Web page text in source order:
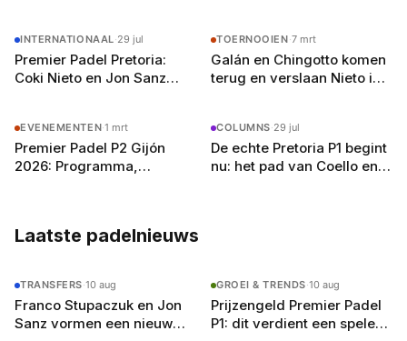
Nederlands (met een licht accent, zegt hij zelf)
schrijft hij over alles van Premier Padel-
toernooien tot de opkomst van jong talent.
lokale club in Amsterdam-Oost en droomt hij
van een terugkeer naar het P2-circuit — als
journalist, welteverstaan.
INTERNATIONAAL·29 jul
Premier Padel Pretoria:
Coki Nieto en Jon Sanz
TOERNOOIEN·7 mrt
Galán en Chingotto komen
terug en verslaan Nieto in
EVENEMENTEN·1 mrt
Premier Padel P2 Gijón
2026: Programma,
COLUMNS·29 jul
De echte Pretoria P1 begint
nu: het pad van Coello en
Laatste padelnieuws
TRANSFERS·10 aug
Franco Stupaczuk en Jon
Sanz vormen een nieuw
GROEI & TRENDS·10 aug
Prijzengeld Premier Padel
P1: dit verdient een speler